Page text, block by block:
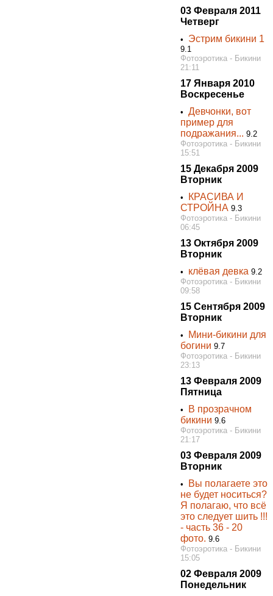
03 Февраля 2011
Четверг
• Эстрим бикини 1
9.1
Фотоэротика - Бикини
21:11
17 Января 2010
Воскресенье
•Девчонки, вот
пример для
подражания... 9.2
Фотоэротика - Бикини
15:51
15 Декабря 2009
Вторник
•
КРАСИВА И
СТРОЙНА 9.3
Фотоэротика - Бикини
06:45
13 Октября 2009
Вторник
• клёвая девка 9.2
Фотоэротика - Бикини
09:58
15 Сентября 2009
Вторник
•
Мини-бикини для
богини 9.7
Фотоэротика - Бикини
23:13
13 Февраля 2009
Пятница
•
В прозрачном
бикини 9.6
Фотоэротика - Бикини
21:17
03 Февраля 2009
Вторник
•
Вы полагаете это
не будет носиться?
Я полагаю, что всё
это следует шить !!!
- часть 36 - 20
фото. 9.6
Фотоэротика - Бикини
15:05
02 Февраля 2009
Понедельник